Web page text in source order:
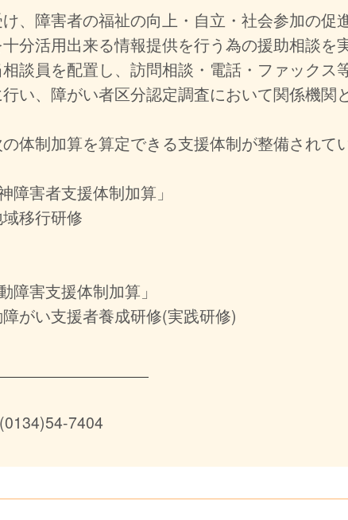
、障害者の福祉の向上・自立・社会参加の促
分活用出来る情報提供を行う為の援助相談を
談員を配置し、訪問相談・電話・ファックス
い、障がい者区分認定調査において関係機関
体制加算を算定できる支援体制が整備されて
障害者支援体制加算」
移行研修
障害支援体制加算」
い支援者養成研修(実践研修)
7404